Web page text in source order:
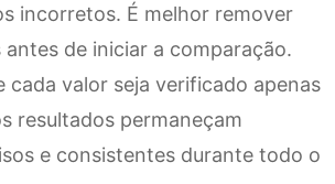
incorretos. É melhor remover
de iniciar a comparação.
cada valor seja verificado apenas
resultados permaneçam
e consistentes durante todo o